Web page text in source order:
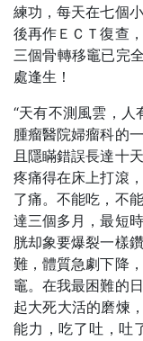
練功，每天在七個
後再作ＥＣＴ復查
三個骨轉移竈已完
處逢生！
“天有不測風雲，人
腫瘤醫院婦瘤科的
且隱瞞錯誤長達十
疼痛得在床上打滾
了痛。不能吃，不
達三個多月，最短
胱却象要爆裂一樣
難，體質急劇下降
竈。在我最困難的
起大死大活的磨煉
能力，吃了吐，吐